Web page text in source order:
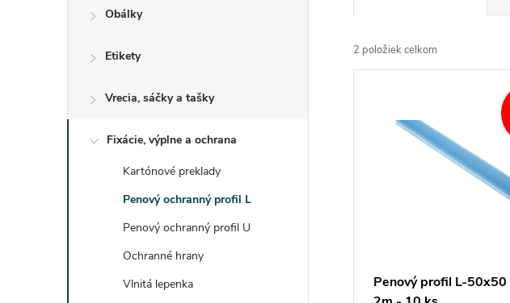
Obálky
Etikety
Vrecia, sáčky a tašky
Fixácie, výplne a ochrana
Kartónové preklady
Penový ochranný profil L
Penový ochranný profil U
Ochranné hrany
Vlnitá lepenka
a
d
2 položiek celkom
Penový profil L-50x50